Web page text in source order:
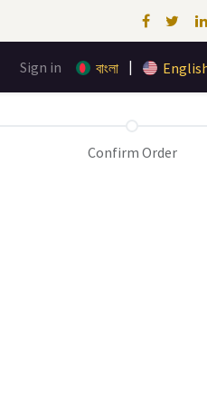
Sign in বাংলা |
Confirm Order